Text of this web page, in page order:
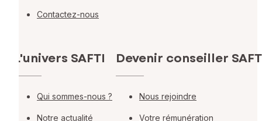
Contactez-nous
L'univers SAFTI
Qui sommes-nous ?
Notre actualité
Devenir conseiller
Nous rejoindre
Votre rémunération